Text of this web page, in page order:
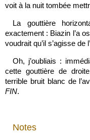
voit à la nuit tombée
La gouttière
exactement : Biazin l’a
voudrait qu’il s’agisse de
Oh, j’oubliais :
cette gouttière de
terrible bruit blanc de
FIN.
Notes